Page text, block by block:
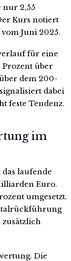
nur 2,55
Kurs notiert
Juni 2025.
für eine
Prozent über
dem 200-
dabei
feste Tendenz.
im
laufende
Euro.
umgesetzt.
Die